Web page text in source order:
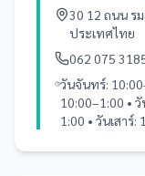
30 12 ถนน ร
ประเทศไทย
062 075
วันจันทร์:
10:00–1:00 •
1:00 • วันเสาร์